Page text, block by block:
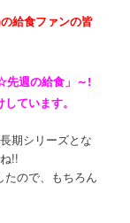
の給食ファンの皆
先週の給食」～!
ています。
期シリーズとな
!!
ので、もちろん